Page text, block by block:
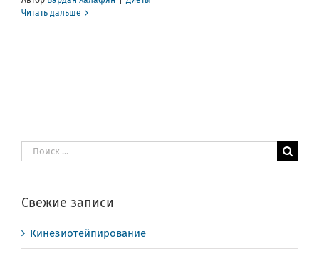
Читать дальше
Результат
поиска:
Свежие записи
Кинезиотейпирование